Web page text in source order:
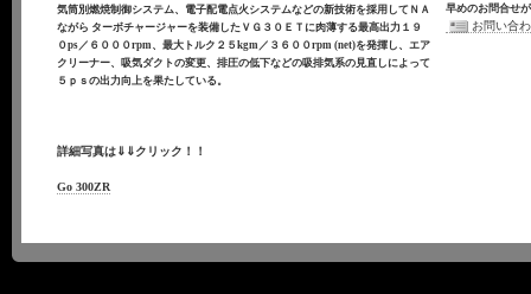
気筒別燃焼制御システム、電子配電点火システムなどの新技術を採用してＮＡ
ながら ターボチャージャーを装備したＶＧ３０ＥＴに肉薄する最高出力１９
０ps／６０００rpm、最大トルク２５kgm／３６００rpm (net)を発揮し、 エア
クリーナー、吸気ダクトの変更、排圧の低下などの吸排気系の見直しによって
５ｐｓの出力向上を果たしている。
詳細写真は⇓⇓クリック！！
Go 300ZR
早めのお問合せ
お問い合